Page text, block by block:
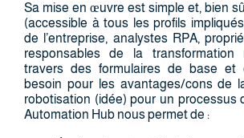
Sa mise en œuvre est simple et, bien
(accessible à tous les profils
de l’entreprise, analystes RPA,
responsables de la transformation
travers des formulaires de base et
besoin pour les avantages/cons de
robotisation (idée) pour un processus
Automation Hub nous permet de :